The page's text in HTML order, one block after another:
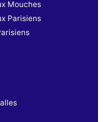
Mouches
Parisiens